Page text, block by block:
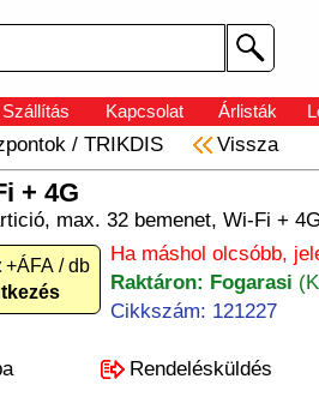
Szállítás Kapcsolat Árlisták
/ TRIKDIS Vissza
+ 4G
max. 32 bemenet, Wi-Fi +
+ÁFA / db
Ha máshol olcsóbb,
Raktáron: Fogarasi
Cikkszám: 121227
Rendelésküldés